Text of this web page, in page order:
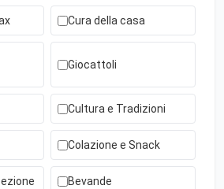
Cura della casa
Giocattoli
Cultura e Tradizioni
Colazione e Snack
Bevande